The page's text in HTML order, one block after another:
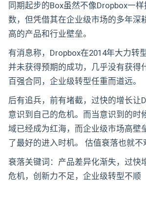
同期起步的Box虽然不像Dropbox一
数，但凭借其在企业级市场的多年深
高的产品和行业壁垒。
有消息称，Dropbox在2014年大力转
并未获得预期的成功，几乎没有获得
百强合同，企业级转型任重而道远。
后有追兵，前有堵截，过快的增长让
意识到自己的危机。而当意识到的时
域已经成为红海，而企业级市场高壁
了最好的进入时机。 估值衰落也就不
衰落关键词：产品差异化渐失，过快
危机，创新力不足，企业级转型不顺